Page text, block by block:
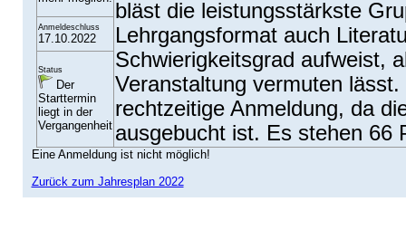
bläst die leistungsstärkste
Lehrgangsformat auch
Schwierigkeitsgrad aufweist,
Veranstaltung vermuten
rechtzeitige Anmeldung, da
ausgebucht ist. Es stehen 66
Anmeldeschluss
17.10.2022
Status
Der
Starttermin
liegt in der
Vergangenheit
Eine Anmeldung ist nicht möglich!
Zurück zum Jahresplan 2022